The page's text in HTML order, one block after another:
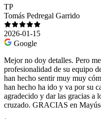
TP
Tomás Pedregal Garrido
2026-01-15
Google
Mejor no doy detalles. Pero
profesionalidad de su equipo
han hecho sentir muy muy
han hecho ha ido y va por su
agradecido y dar las gracias a
cruzado. GRACIAS en